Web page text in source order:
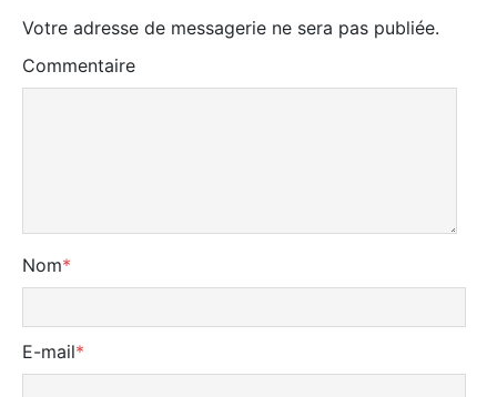
Votre adresse de messagerie ne sera pas publiée.
Commentaire
Nom*
E-mail*